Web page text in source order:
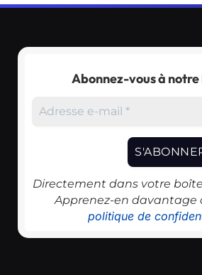
Abonnez-vous à
Directement dans votre
Apprenez-en davantage
politique de